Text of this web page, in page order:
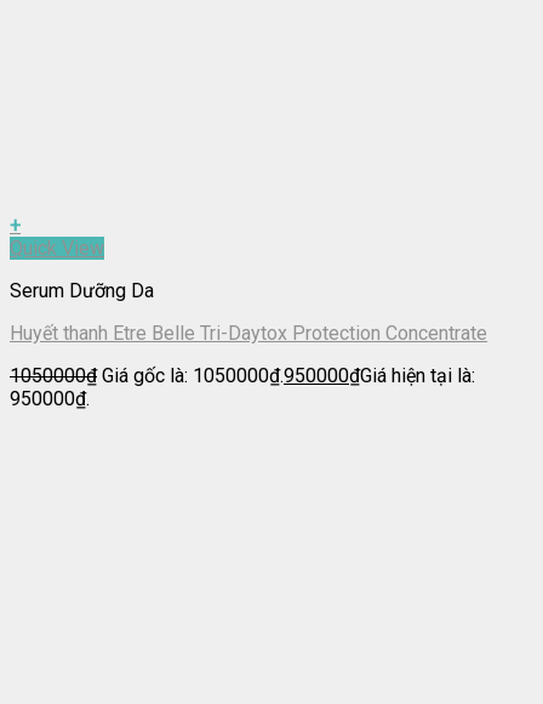
+
Quick View
Serum Dưỡng Da
Huyết thanh Etre Belle Tri-Daytox Protection Concentrate
1050000₫ Giá gốc là: 1050000₫.950000₫Giá hiện tại là:
950000₫.